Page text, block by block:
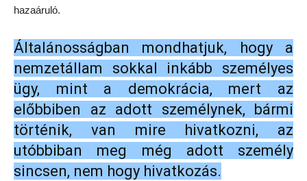
hazaáruló.
Általánosságban mondhatjuk, hogy a
nemzetállam sokkal inkább személyes
ügy, mint a demokrácia, mert az
előbbiben az adott személynek, bármi
történik, van mire hivatkozni, az
utóbbiban meg még adott személy
sincsen, nem hogy hivatkozás.